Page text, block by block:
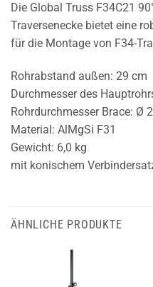
Die Global Truss F34C21
Traversenecke bietet eine
für die Montage von F34-
Rohrabstand außen: 29 cm
Durchmesser des
Rohrdurchmesser Brace: Ø
Material: AlMgSi F31
Gewicht: 6,0 kg
mit konischem
ÄHNLICHE PRODUKTE